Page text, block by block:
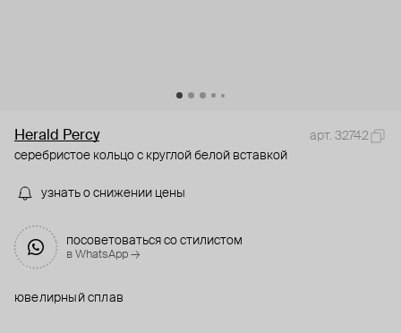
Herald Percy
арт. 32742
серебристое кольцо с круглой белой вставкой
узнать о снижении цены
посоветоваться со стилистом
в WhatsApp →
ювелирный сплав